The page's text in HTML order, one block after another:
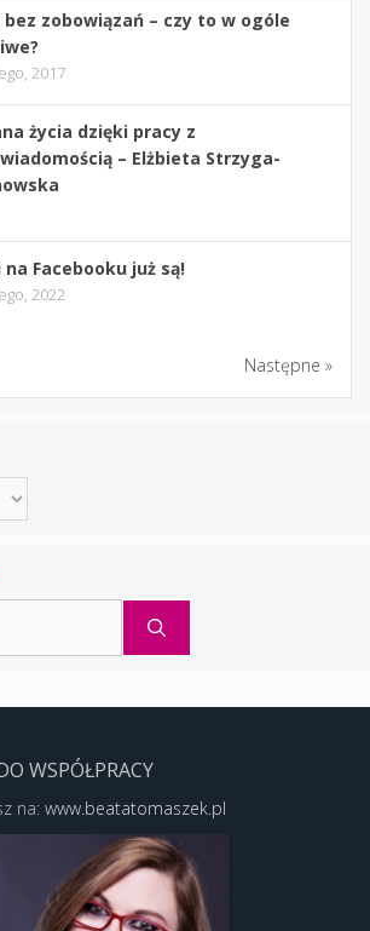
bez zobowiązań – czy to w ogóle
2017
życia dzięki pracy z
– Elżbieta Strzyga-
na Facebooku już są!
2022
Następne »
WSPÓŁPRACY
na: www.beatatomaszek.pl